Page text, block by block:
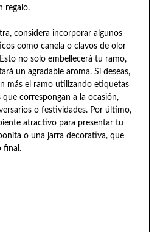
regalo.
considera incorporar algunos
como canela o clavos de olor
no solo embellecerá tu ramo,
un agradable aroma. Si deseas,
más el ramo utilizando etiquetas
que correspongan a la ocasión,
o festividades. Por último,
atractivo para presentar tu
o una jarra decorativa, que
final.